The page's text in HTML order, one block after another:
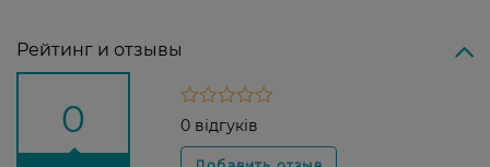
Рейтинг и отзывы
0 0 відгуків